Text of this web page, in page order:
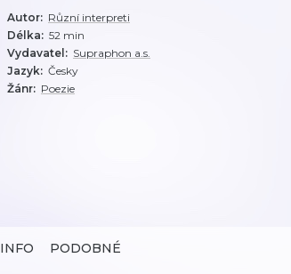
Autor: Různí interpreti
Délka: 52 min
Vydavatel : Supraphon a.s.
Jazyk: Česky
Žánr: Poezie
INFO PODOBNÉ